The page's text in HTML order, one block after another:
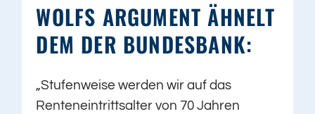
WOLFS ARGUMENT ÄHNELT
DEM DER BUNDESBANK:
„Stufenweise werden wir auf das
Renteneintrittsalter von 70 Jahren